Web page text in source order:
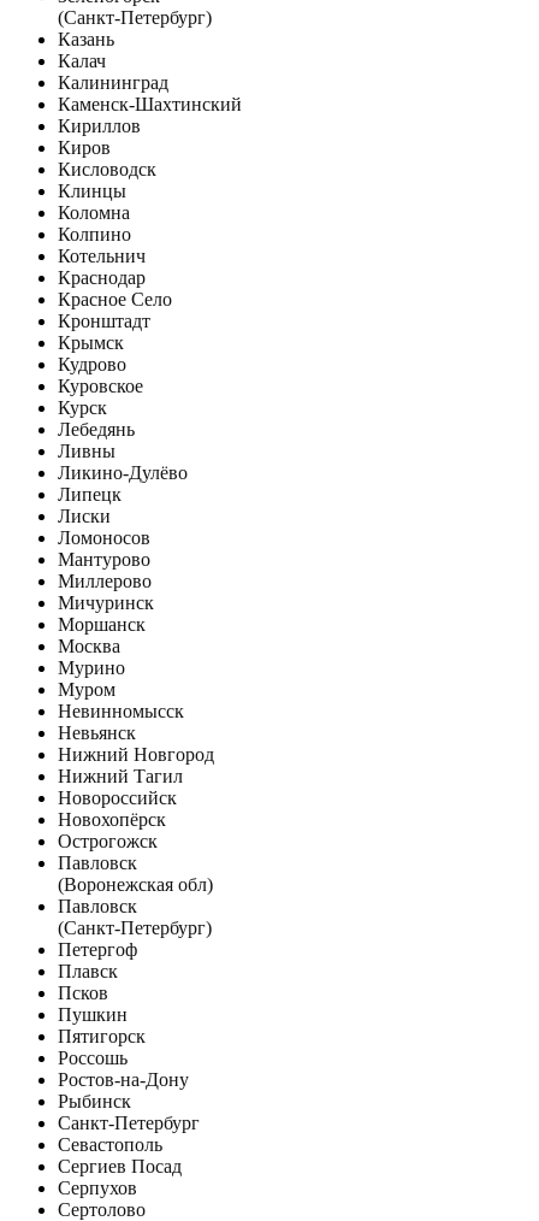
(Санкт-Петербург)
Казань
Калач
Калининград
Каменск-Шахтинский
Кириллов
Киров
Кисловодск
Клинцы
Коломна
Колпино
Котельнич
Краснодар
Красное Село
Кронштадт
Крымск
Кудрово
Куровское
Курск
Лебедянь
Ливны
Ликино-Дулёво
Липецк
Лиски
Ломоносов
Мантурово
Миллерово
Мичуринск
Моршанск
Москва
Мурино
Муром
Невинномысск
Невьянск
Нижний Новгород
Нижний Тагил
Новороссийск
Новохопёрск
Острогожск
Павловск
(Воронежская обл)
Павловск
(Санкт-Петербург)
Петергоф
Плавск
Псков
Пушкин
Пятигорск
Россошь
Ростов-на-Дону
Рыбинск
Санкт-Петербург
Севастополь
Сергиев Посад
Серпухов
Сертолово